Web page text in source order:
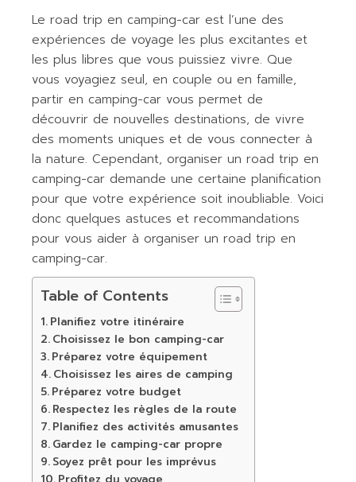
Le road trip en camping-car est l’une des
expériences de voyage les plus excitantes et
les plus libres que vous puissiez vivre. Que
vous voyagiez seul, en couple ou en famille,
partir en camping-car vous permet de
découvrir de nouvelles destinations, de vivre
des moments uniques et de vous connecter à
la nature. Cependant, organiser un road trip en
camping-car demande une certaine planification
pour que votre expérience soit inoubliable. Voici
donc quelques astuces et recommandations
pour vous aider à organiser un road trip en
camping-car.
Table of Contents
Planifiez votre itinéraire
Choisissez le bon camping-car
Préparez votre équipement
Choisissez les aires de camping
Préparez votre budget
Respectez les règles de la route
Planifiez des activités amusantes
Gardez le camping-car propre
Soyez prêt pour les imprévus